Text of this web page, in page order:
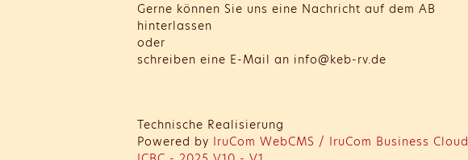
Gerne können Sie uns eine Nachricht auf dem AB
hinterlassen
oder
schreiben eine E-Mail an info@keb-rv.de
Technische Realisierung
Powered by IruCom WebCMS / IruCom Business Cloud